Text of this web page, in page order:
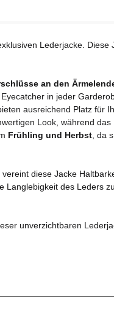
Lederjacke.
an den
in jeder
ausreichend Platz für
Look, während das
Frühling und Herbst , da
vereint diese Jacke
des Leders
unverzichtbaren